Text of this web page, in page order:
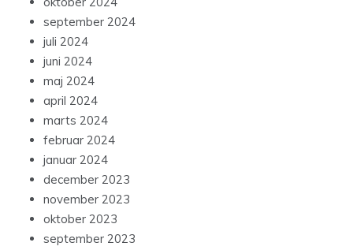
september 2024
juli 2024
juni 2024
maj 2024
april 2024
marts 2024
februar 2024
januar 2024
december 2023
november 2023
oktober 2023
september 2023